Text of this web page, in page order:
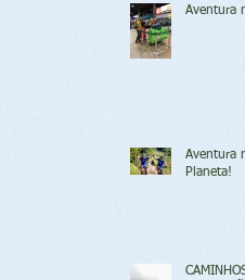
Aventura
Aventura
Planeta!